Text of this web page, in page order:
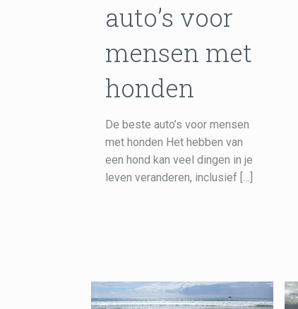
auto’s voor
mensen met
honden
De beste auto’s voor mensen
met honden Het hebben van
een hond kan veel dingen in je
leven veranderen, inclusief […]